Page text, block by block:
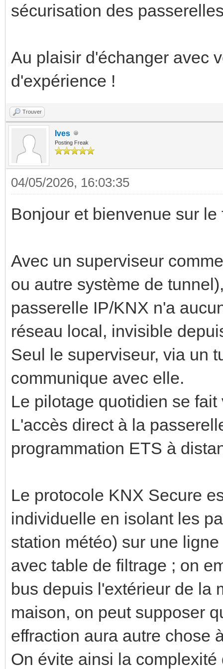
sécurisation des
Au plaisir d'échanger avec
d'expérience !
Trouver
Ives
Posting Freak
04/05/2026, 16:03:35
Bonjour et bienvenue sur le
Avec un superviseur
ou autre système de
passerelle IP/KNX n'a
réseau local, invisible
Seul le superviseur, via un
communique avec elle.
Le pilotage quotidien se
L'accès direct à la
programmation ETS à
Le protocole KNX Secure
individuelle en isolant les
station météo) sur une
avec table de filtrage ; on
bus depuis l'extérieur de la
maison, on peut supposer
effraction aura autre chose
On évite ainsi la